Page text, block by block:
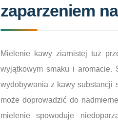
zaparzeniem
Mielenie kawy ziarnistej tuż
wyjątkowym smaku i aromacie.
wydobywania z kawy substancji
może doprowadzić do
mielenie spowoduje